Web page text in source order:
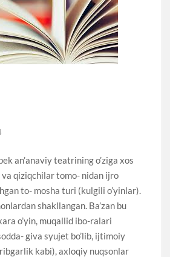
an’anaviy teatrining o’ziga xos
qiziqchilar tomo- nidan ijro
to- mosha turi (kulgili o’yinlar).
shakllangan. Ba’zan bu
o’yin, muqallid ibo-ralari
giva syujet bo’lib, ijtimoiy
kabi), axloqiy nuqsonlar